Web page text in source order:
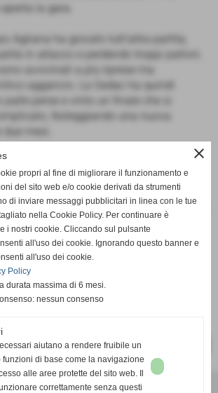
la gara.
Agliana ha giocato tutt'altra partita,
in attacco e perdendo troppi palloni.
avvicinati a più riprese ma
aggancio. La Gedac ha quindi
palle perse e vinto un finale che si
festeggiando una nuova
mesi.
Pontedera 62-58
Bogani 9, Gherardeschi 2, Chiti 6, Bovani
4, Izzo 4, Banfi 7, Rubetti
9, Modesti. All. Toccafondi
23, 48-37
SUCCESSIVO >>
Agliana 2000
close
propri al fine di migliorare il funzionamento e
del sito web e/o cookie derivati da strumenti
di inviare messaggi pubblicitari in linea con le tue
nella Cookie Policy. Per continuare è
i nostri cookie. Cliccando sul pulsante
all'uso dei cookie. Ignorando questo banner e
all'uso dei cookie.
Policy
durata massima di 6 mesi.
nessun consenso
aiutano a rendere fruibile un
di base come la navigazione
alle aree protette del sito web. Il
correttamente senza questi